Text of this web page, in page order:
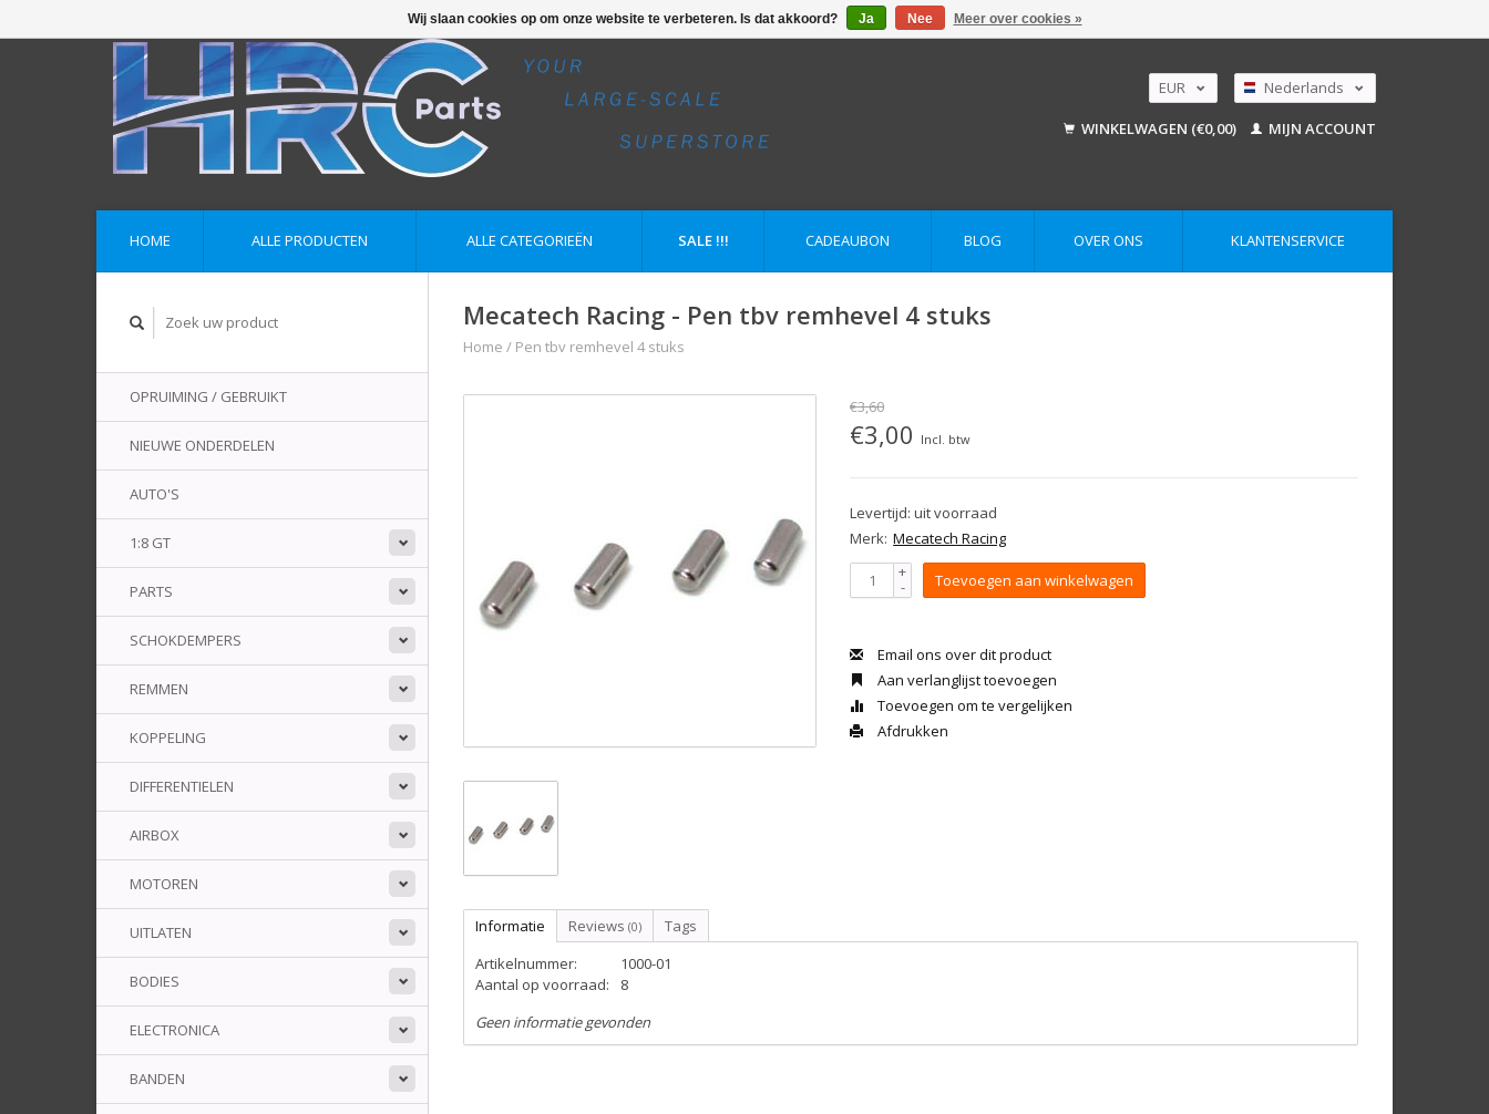
EUR
USD
Nederlands
English
WINKELWAGEN (€0,00) MIJN ACCOUNT
HOME ALLE PRODUCTEN ALLE CATEGORIEËN SALE !!! CADEAUBON BLOG OVER ONS KLANTENSERVICE
OPRUIMING / GEBRUIKT
NIEUWE ONDERDELEN
AUTO'S
1:8 GT
PARTS
SCHOKDEMPERS
REMMEN
KOPPELING
DIFFERENTIELEN
AIRBOX
MOTOREN
UITLATEN
BODIES
ELECTRONICA
BANDEN
Mecatech Racing - Pen tbv remhevel 4 stuks
Home / Pen tbv remhevel 4 stuks
€3,60
€3,00 Incl. btw
Levertijd: uit voorraad
Merk: Mecatech Racing
+
- Toevoegen aan winkelwagen
Email ons over dit product
Aan verlanglijst toevoegen
Toevoegen om te vergelijken
Afdrukken
Informatie Reviews (0)
Tags
Artikelnummer:
1000-01
Aantal op voorraad:
8
Geen informatie gevonden
Wij slaan cookies op om onze website te verbeteren. Is dat akkoord? Ja Nee Meer over cookies »